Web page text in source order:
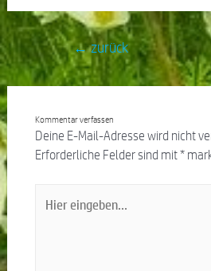
←zurück
Kommentar verfassen
Deine E-Mail-Adresse wird nicht
Erforderliche Felder sind mit*